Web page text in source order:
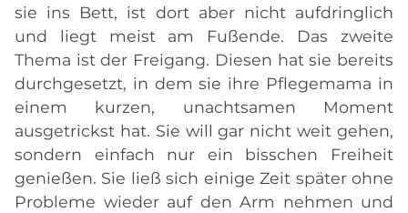
sie ins Bett, ist dort aber nicht aufdringlich
und liegt meist am Fußende. Das zweite
Thema ist der Freigang. Diesen hat sie bereits
durchgesetzt, in dem sie ihre Pflegemama in
einem kurzen, unachtsamen Moment
ausgetrickst hat. Sie will gar nicht weit gehen,
sondern einfach nur ein bisschen Freiheit
genießen. Sie ließ sich einige Zeit später ohne
Probleme wieder auf den Arm nehmen und